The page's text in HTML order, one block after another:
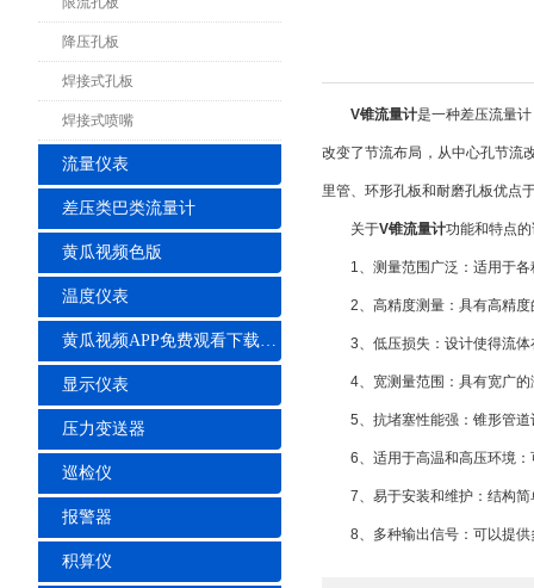
降压孔板
焊接式孔板
焊接式喷嘴
流量仪表
差压类巴类流量计
黄瓜视频色版
温度仪表
黄瓜视频APP免费观看下载安装
显示仪表
压力变送器
巡检仪
报警器
积算仪
V锥流量计是一种差压流量
改变了节流布局，从中心孔节流
里管、环形孔板和耐磨孔板优点
关于V锥流量计功能和特点
1、测量范围广泛：适用于各
2、高精度测量：具有高精度
3、低压损失：设计使得流体
4、宽测量范围：具有宽广的
5、抗堵塞性能强：锥形管道
6、适用于高温和高压环境：
7、易于安装和维护：结构简
8、多种输出信号：可以提供